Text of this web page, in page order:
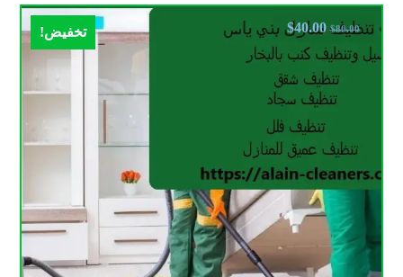
تخفيض! $80.00
$40.00